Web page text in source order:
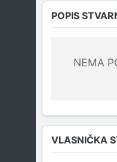
POPIS
NEMA
VLASNIČKA